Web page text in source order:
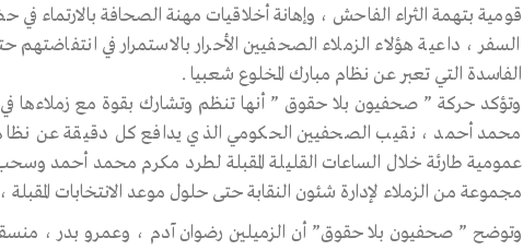
قومية بتهمة الثراء الفاحش ، وإهانة أخلاقيات مهنة الصحافة بالارتماء
السفر ، داعية هؤلاء الزملاء الصحفيين الأحرار بالاستمرار في
الفاسدة التي تعبر عن نظام مبارك المخلوع شعبيا .
وتؤكد حركة ” صحفيون بلا حقوق ” أنها تنظم وتشارك بقوة مع زملاءها
محمد أحمد ، نقيب الصحفيين الحكومي الذي يدافع كل دقيقة عن
عمومية طارئة خلال الساعات القليلة المقبلة لطرد مكرم محمد أحمد
مجموعة من الزملاء لإدارة شئون النقابة حتى حلول موعد الانتخابات المقبلة
وتوضح ” صحفيون بلا حقوق” أن الزميلين رضوان آدم ، وعمرو بدر ،